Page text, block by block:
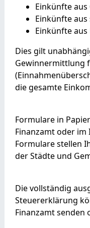
Einkünfte
Einkünfte
Einkünfte
Dies gilt
Gewinnermittlung
die gesamte
Formulare in
Finanzamt oder
Formulare stellen
der Städte und
Die vollständig
Steuererklärung
Finanzamt senden